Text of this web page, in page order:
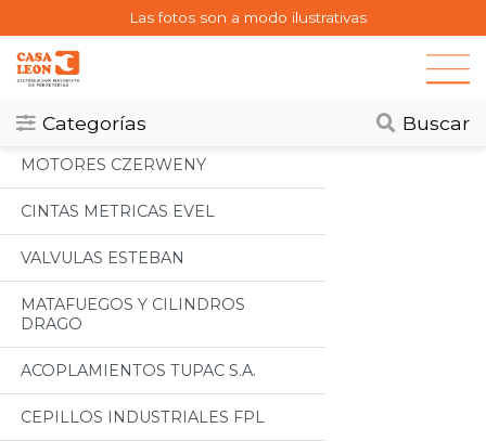
Las fotos son a modo ilustrativas
Categorías Buscar
Categorias
Todos
MOTORES CZERWENY
CINTAS METRICAS EVEL
VALVULAS ESTEBAN
MATAFUEGOS Y CILINDROS
DRAGO
ACOPLAMIENTOS TUPAC S.A.
CEPILLOS INDUSTRIALES FPL